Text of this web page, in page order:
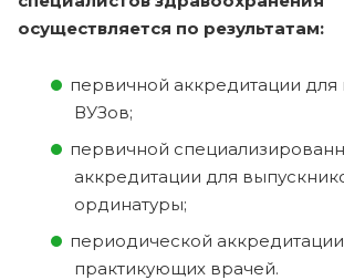
осуществляется по результатам:
первичной аккредитации для
ВУЗов;
первичной
аккредитации для
ординатуры;
периодической
практикующих врачей.